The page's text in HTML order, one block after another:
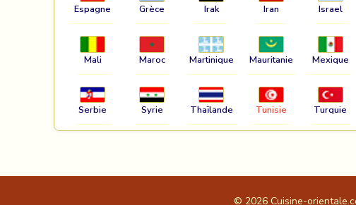
Espagne Grèce Irak Iran Israel
Mali Maroc Martinique Mauritanie Mexique
Serbie Syrie Thaïlande Tunisie Turquie
© 2026 Cuisine-